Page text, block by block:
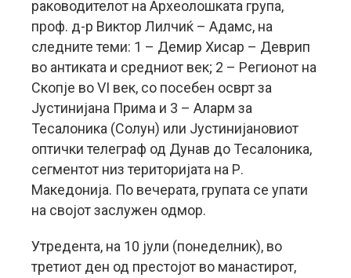
раководителот на Археолошката група,
проф. д-р Виктор Лилчиќ – Адамс, на
следните теми: 1 – Демир Хисар – Деврип
во антиката и средниот век; 2 – Регионот на
Скопје во VI век, со посебен осврт за
Јустинијана Прима и 3 – Аларм за
Тесалоника (Солун) или Јустинијановиот
оптички телеграф од Дунав до Тесалоника,
сегментот низ територијата на Р.
Македонија. По вечерата, групата се упати
на својот заслужен одмор.
Утредента, на 10 јули (понеделник), во
третиот ден од престојот во манастирот,